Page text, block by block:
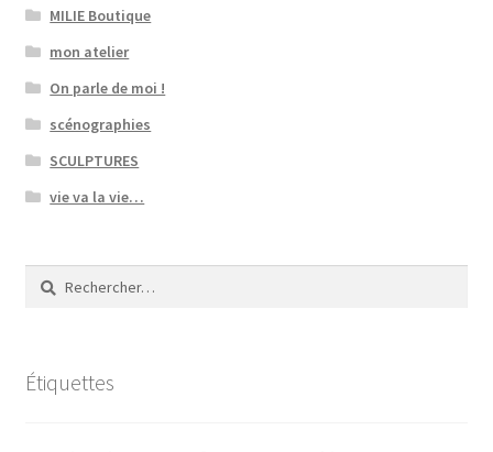
MILIE Boutique
mon atelier
On parle de moi !
scénographies
SCULPTURES
vie va la vie…
Rechercher :
Étiquettes